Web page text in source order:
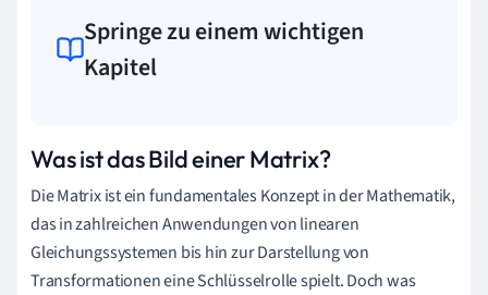
Springe zu einem wichtigen
Kapitel
Was ist das Bild einer Matrix?
Die Matrix ist ein fundamentales Konzept in der Mathematik,
das in zahlreichen Anwendungen von linearen
Gleichungssystemen bis hin zur Darstellung von
Transformationen eine Schlüsselrolle spielt. Doch was